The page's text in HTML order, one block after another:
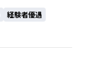
経験者優遇